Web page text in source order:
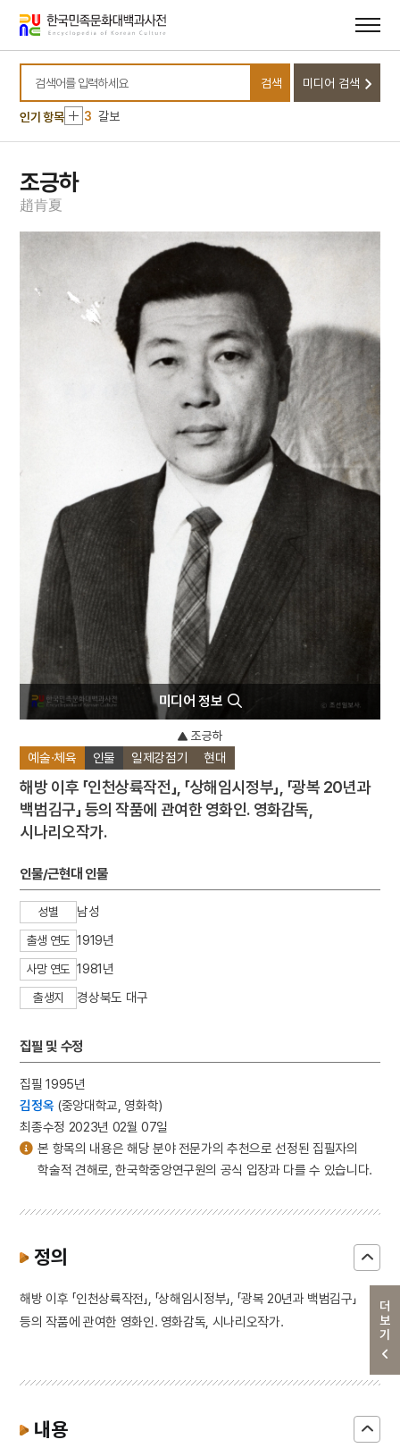
바로가기
바로가기
검색어를 입력하세요
검색 미디어 검색
인기 항목
10 병인양요
1 5·16
2 소포유고
3 갈보
4 계엄
발전소
10 병인양요
5·16
소포유고
7 만파식적 설화
박상진
9
발전소
10
더보기
조긍하
趙肯夏
예술·체육 인물 일제강점기 현대
해방 이후 「인천상륙작전」, 「상해임시정부」, 「광복 20년과
백범김구」 등의 작품에 관여한 영화인. 영화감독,
시나리오작가.
인물/근현대 인물
성별 남성
출생 연도 1919년
사망 연도 1981년
출생지 경상북도 대구
집필 및 수정
집필 1995년
김정옥 (중앙대학교, 영화학)
최종수정 2023년 02월 07일
미디어 정보
조긍하
본 항목의 내용은 해당 분야 전문가의 추천으로 선정된 집필자의
학술적 견해로, 한국학중앙연구원의 공식 입장과 다를 수 있습니다.
정의
해방 이후 「인천상륙작전」, 「상해임시정부」, 「광복 20년과 백범김구」
등의 작품에 관여한 영화인. 영화감독, 시나리오작가.
내용